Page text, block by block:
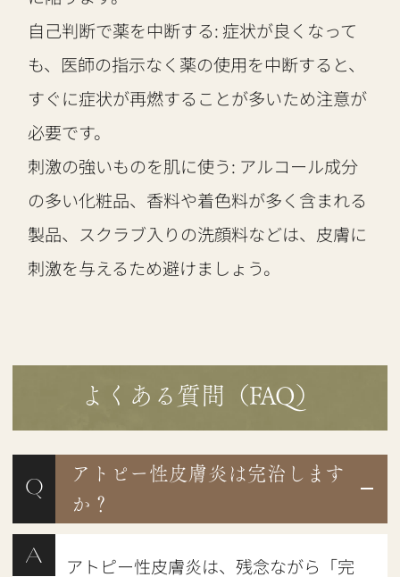
自己判断で薬を中断する: 症状が良くなって
も、医師の指示なく薬の使用を中断すると、
すぐに症状が再燃することが多いため注意が
必要です。
刺激の強いものを肌に使う: アルコール成分
の多い化粧品、香料や着色料が多く含まれる
製品、スクラブ入りの洗顔料などは、皮膚に
刺激を与えるため避けましょう。
よくある質問（FAQ）
Q
アトピー性皮膚炎は完治します
か？
A
アトピー性皮膚炎は、残念ながら「完